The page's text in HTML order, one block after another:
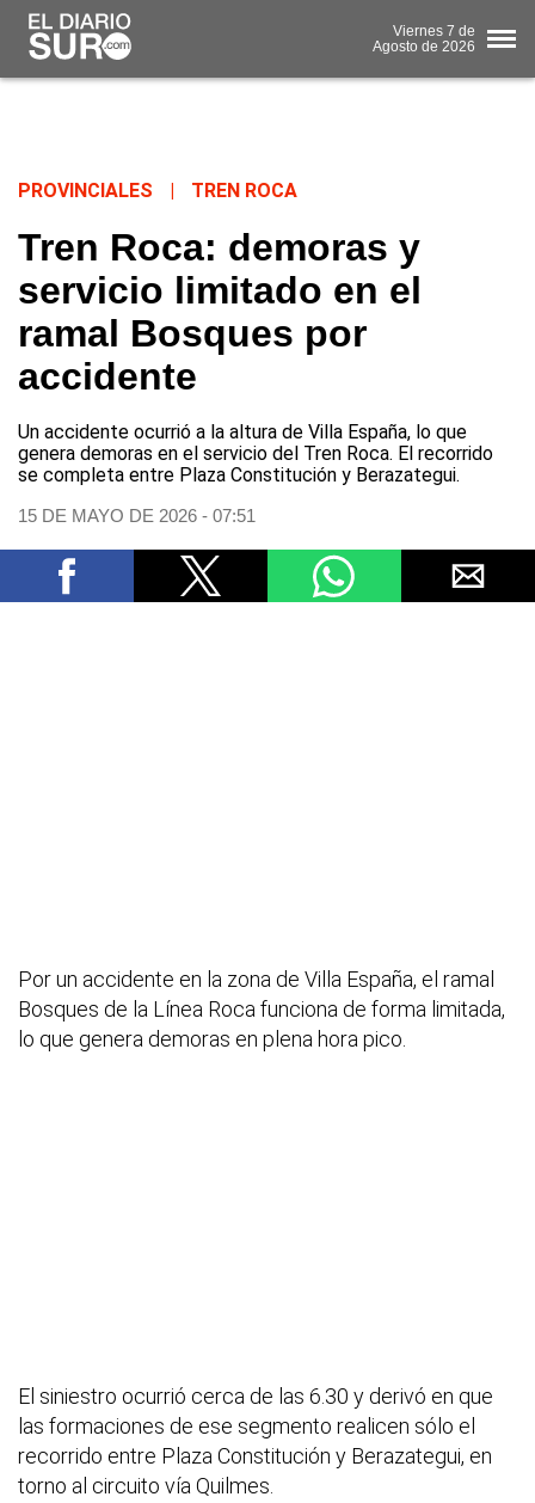
Viernes 7 de
Agosto de 2026
PROVINCIALES TREN ROCA
Tren Roca: demoras y
servicio limitado en el
ramal Bosques por
accidente
Un accidente ocurrió a la altura de Villa España, lo que
genera demoras en el servicio del Tren Roca. El recorrido
se completa entre Plaza Constitución y Berazategui.
15 DE MAYO DE 2026 - 07:51
Por un accidente en la zona de Villa España, el ramal
Bosques de la Línea Roca funciona de forma limitada,
lo que genera demoras en plena hora pico.
El siniestro ocurrió cerca de las 6.30 y derivó en que
las formaciones de ese segmento realicen sólo el
recorrido entre Plaza Constitución y Berazategui, en
torno al circuito vía Quilmes.